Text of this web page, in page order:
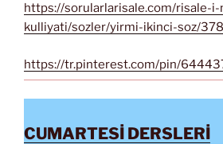
https://sorularlarisale.com/risale-i-
kulliyati/sozler/yirmi-ikinci-soz/378
https://tr.pinterest.com/pin/
CUMARTESİ DERSLERİ